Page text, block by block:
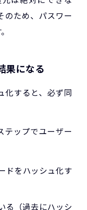
のため、パスワー
果になる
化すると、必ず同
テップでユーザー
ドをハッシュ化す
る（過去にハッシ